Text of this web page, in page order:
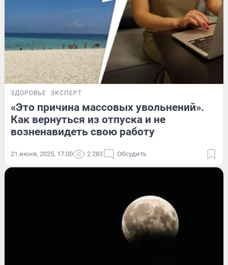
ЗДОРОВЬЕ ЭКСПЕРТ
«Это причина массовых увольнений».
Как вернуться из отпуска и не
возненавидеть свою работу
21 июня, 2025, 17:00 2 283 Обсудить